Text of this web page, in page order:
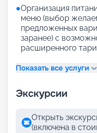
●Организация
меню (выбор
предложенных
заранее) с
расширенного
Показать все услуги
Экскурсии
Открыть
(включена в